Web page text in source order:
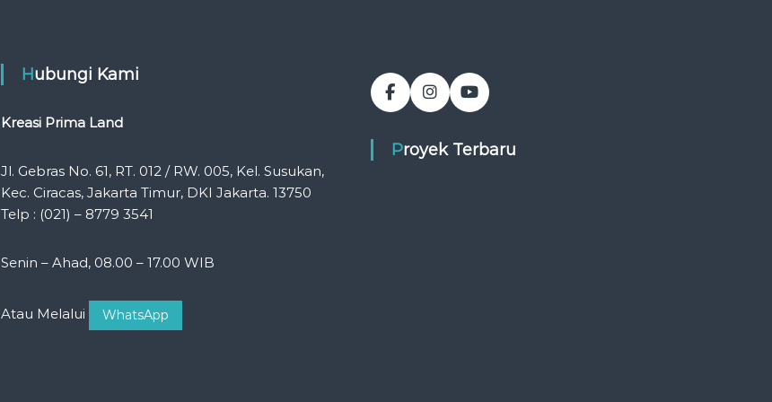
Hubungi Kami
Kreasi Prima Land
Jl. Gebras No. 61, RT. 012 / RW. 005, Kel. Susukan,
Kec. Ciracas, Jakarta Timur, DKI Jakarta. 13750
Telp : (021) – 8779 3541
Senin – Ahad, 08.00 – 17.00 WIB
Atau Melalui WhatsApp
Proyek Terbaru